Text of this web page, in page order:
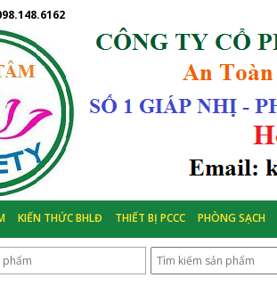
KIẾN THỨC BHLĐ THIẾT BỊ PCCC PHÒNG SẠCH